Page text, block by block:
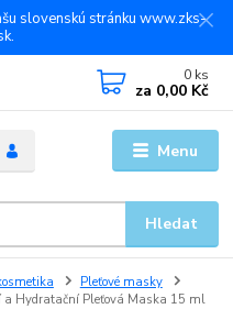
slovenskú stránku www.zks-
Menu
Hledat
0 ks
za 0,00 Kč
Pleťové masky
a Hydratační Pleťová Maska 15 ml